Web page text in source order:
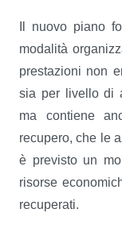
Il nuovo piano
modalità
prestazioni non
sia per livello di
ma contiene
recupero, che le
è previsto un
risorse
recuperati.